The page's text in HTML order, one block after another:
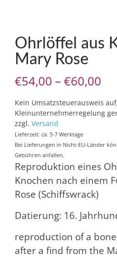
Ohrlöffel aus
Mary Rose
€54,00 – €60,00
bis
Kein Umsatzsteuerausweis
Kleinunternehmerregelung
zzgl. Versand
Lieferzeit: ca. 5-7 Werktage
Bei Lieferungen in Nicht-EU-Länder
Gebühren anfallen.
Reproduktion eines
Knochen nach einem
Rose (Schiffswrack)
Datierung: 16.
reproduction of a
after a find from the